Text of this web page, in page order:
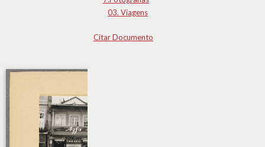
03. Viagens
Citar Documento